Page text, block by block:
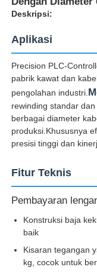
Rumah
Produk
Tentang kita
Deskripsi:
Aplikasi
Precision PLC-
pabrik kawat dan
pengolahan industri.
rewinding standar
berbagai diameter
produksi.Khususnya
presisi tinggi dan
Fitur Teknis
Pembayaran
Konstruksi baja
baik
Kisaran tegangan
kg, cocok untuk